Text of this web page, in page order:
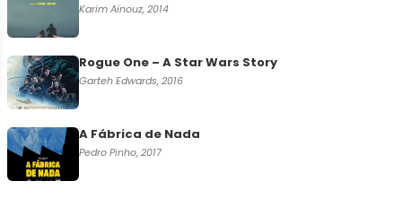
Karim Aïnouz, 2014
Rogue One – A Star Wars Story
Garteh Edwards, 2016
A Fábrica de Nada
Pedro Pinho, 2017